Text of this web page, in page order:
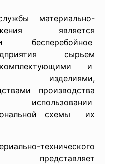
материально-
является
бесперебойное
сырьем
и
изделиями,
производства
схемы их
технического